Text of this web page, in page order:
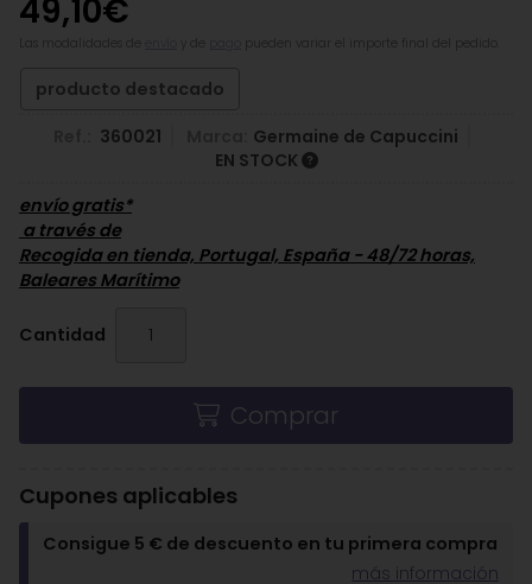
49,10€
pueden variar el importe final del pedido.
producto destacado
360021
Germaine de Capuccini
EN STOCK
envío gratis*
a través de
Recogida en tienda, Portugal, España - 48/72 horas,
Baleares Marítimo
Cantidad
Comprar
Cupones aplicables
Consigue 5 € de descuento en tu primera compra
más información